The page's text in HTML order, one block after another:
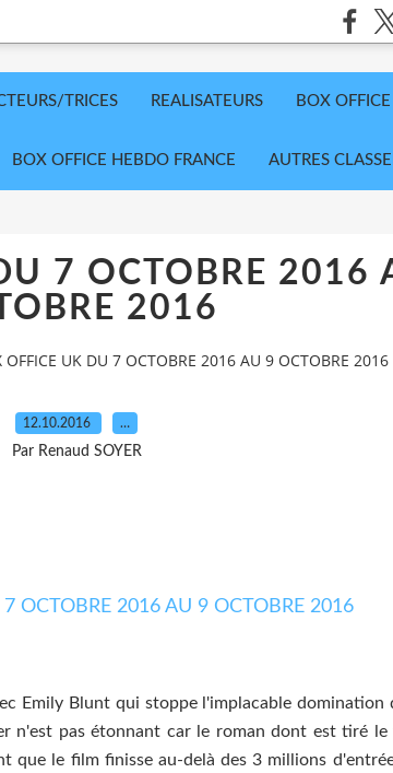
TRICES REALISATEURS BOX
BOX OFFICE HEBDO FRANCE AUTRES
7 OCTOBRE 2016
2016
OFFICE UK DU 7 OCTOBRE 2016 AU 9 OCTOBRE 2016
12.10.2016 …
Par Renaud SOYER
Emily Blunt qui stoppe l'implacable domination
n'est pas étonnant car le roman dont est tiré le
que le film finisse au-delà des 3 millions